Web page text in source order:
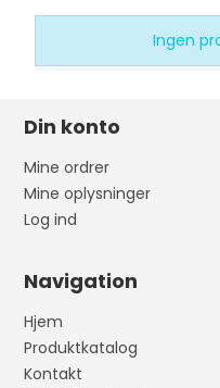
Ingen
Din konto
Mine ordrer
Mine oplysninger
Log ind
Navigation
Hjem
Produktkatalog
Kontakt